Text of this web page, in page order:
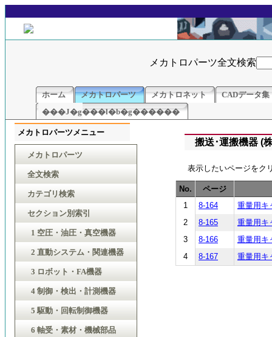
メカトロパーツ全文検索
ホーム メカトロパーツ メカトロネット
CADデータ集
���J�g���l�b�g������
搬送･運搬機器 (
表示したいページをク
No.
ページ
1
8-164
重量用キ
2
8-165
重量用キ
3
8-166
重量用キ
4
8-167 重量用キ
メカトロパーツメニュー
メカトロパーツ
全文検索
カテゴリ検索
セクション別索引
1 空圧・油圧・真空機器
2 直動システム・関連機器
3 ロボット・FA機器
4 制御・検出・計測機器
5 駆動・回転制御機器
6 軸受・素材・機械部品